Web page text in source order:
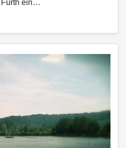
Fürth ein…